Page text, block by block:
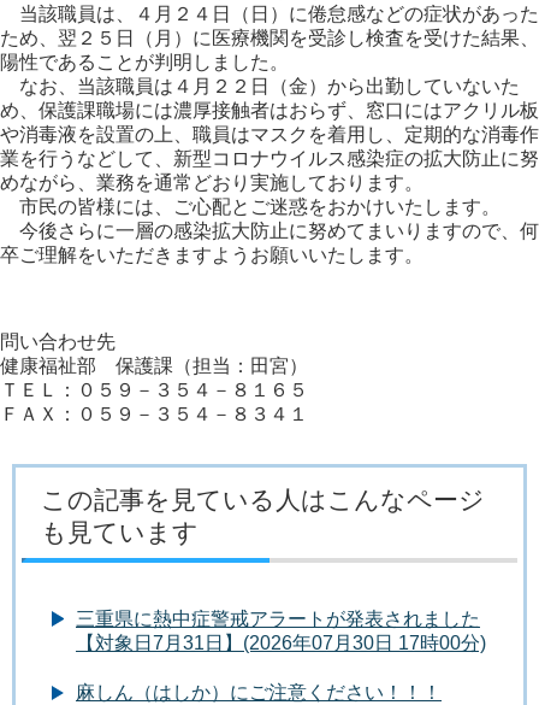
当該職員は、４月２４日（日）に倦怠感などの症状があった
ため、翌２５日（月）に医療機関を受診し検査を受けた結果、
陽性であることが判明しました。
なお、当該職員は４月２２日（金）から出勤していないた
め、保護課職場には濃厚接触者はおらず、窓口にはアクリル板
や消毒液を設置の上、職員はマスクを着用し、定期的な消毒作
業を行うなどして、新型コロナウイルス感染症の拡大防止に努
めながら、業務を通常どおり実施しております。
市民の皆様には、ご心配とご迷惑をおかけいたします。
今後さらに一層の感染拡大防止に努めてまいりますので、何
卒ご理解をいただきますようお願いいたします。
問い合わせ先
健康福祉部 保護課（担当：田宮）
ＴＥＬ：０５９－３５４－８１６５
ＦＡＸ：０５９－３５４－８３４１
この記事を見ている人はこんなページ
も見ています
三重県に熱中症警戒アラートが発表されました
【対象日7月31日】(2026年07月30日 17時00分)
麻しん（はしか）にご注意ください！！！